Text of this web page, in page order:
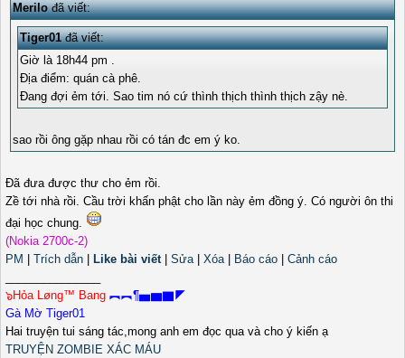
Merilođã viết:
Tiger01đã viết:
Giờ là 18h44 pm .
Địa điểm: quán cà phê.
Đang đợi ẻm tới. Sao tim nó cứ thình thịch thình thịch zậy nè.
sao rồi ông gặp nhau rồi có tán đc em ý ko.
Đã đưa được thư cho ẻm rồi.
Zề tới nhà rồi. Cầu trời khấn phật cho lần này ẻm đồng ý. Có người ôn thi
đại học chung.
(Nokia 2700c-2)
PM
Trích dẫn Like bài viết| Sửa| Xóa| Báo cáo
Cảnh cáo
๖Hỏa Løng™ Bang ︻︻¶▅▆▇◤
Gà Mờ Tiger01
Hai truyện tui sáng tác,mong anh em đọc qua và cho ý kiến ạ
TRUYỆN ZOMBIE XÁC MÁU